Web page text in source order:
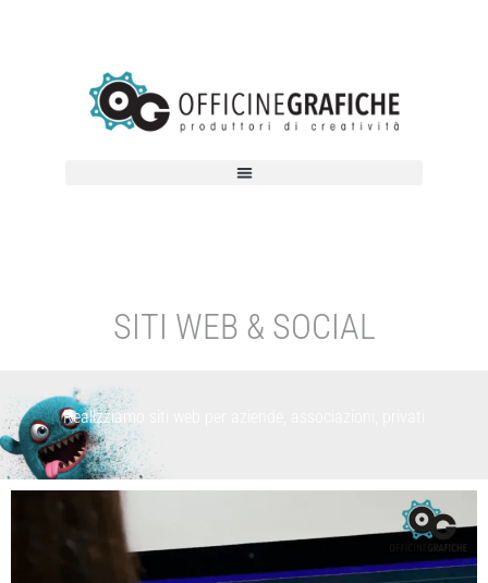
SITI WEB & SOCIAL
Realizziamo siti web per aziende, associazioni, privati